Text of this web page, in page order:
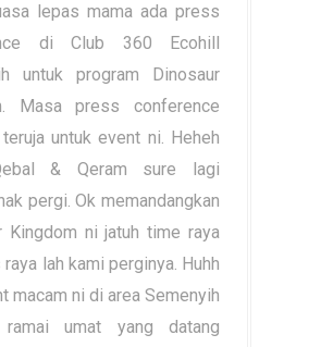
lepas mama ada press
di Club 360 Ecohill
untuk program Dinosaur
Masa press conference
untuk event ni. Heheh
& Qeram sure lagi
pergi. Ok memandangkan
Kingdom ni jatuh time raya
lah kami perginya. Huhh
macam ni di area Semenyih
ramai umat yang datang